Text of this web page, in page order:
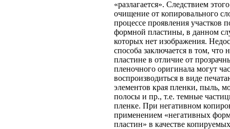
«разлагается». Следствием
очищение от копировального
процессе проявления участков
формной пластины, в данном
которых нет изображения.
способа заключается в том, что
пластине в отличие от
пленочного оригинала могут
воспроизводиться в виде
элементов края пленки, пыль,
полосы и пр., т.е. темные
пленке. При негативном
применением «негативных
пластин» в качестве копируемых